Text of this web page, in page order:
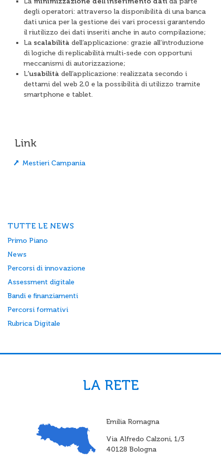
degli operatori: attraverso la disponibilità di una banca
dati unica per la gestione dei vari processi garantendo
il riutilizzo dei dati inseriti anche in auto compilazione;
La scalabilità dell’applicazione: grazie all’introduzione
di logiche di replicabilità multi-sede con opportuni
meccanismi di autorizzazione;
L’usabilità dell’applicazione: realizzata secondo i
dettami del web 2.0 e la possibilità di utilizzo tramite
smartphone e tablet.
Link
Mestieri Campania
TUTTE LE NEWS
Primo Piano
News
Percorsi di innovazione
Assessment digitale
Bandi e finanziamenti
Percorsi formativi
Rubrica Digitale
LA RETE
Emilia Romagna
Via Alfredo Calzoni, 1/3
40128 Bologna